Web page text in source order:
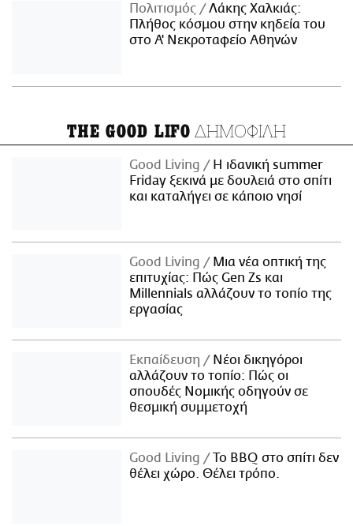
Πολιτισμός
Λάκης Χαλκιάς:
Πλήθος κόσμου στην κηδεία του
στο Α' Νεκροταφείο Αθηνών
THE GOOD LIFO ΔΗΜΟΦΙΛΗ
Good Living
Η ιδανική summer
Friday ξεκινά με δουλειά στο σπίτι
και καταλήγει σε κάποιο νησί
Good Living
Μια νέα οπτική της
επιτυχίας: Πώς Gen Zs και
Millennials αλλάζουν το τοπίο της
εργασίας
Εκπαίδευση
Νέοι δικηγόροι
αλλάζουν το τοπίο: Πώς οι
σπουδές Νομικής οδηγούν σε
θεσμική συμμετοχή
Good Living
Το BBQ στο σπίτι δεν
θέλει χώρο. Θέλει τρόπο.